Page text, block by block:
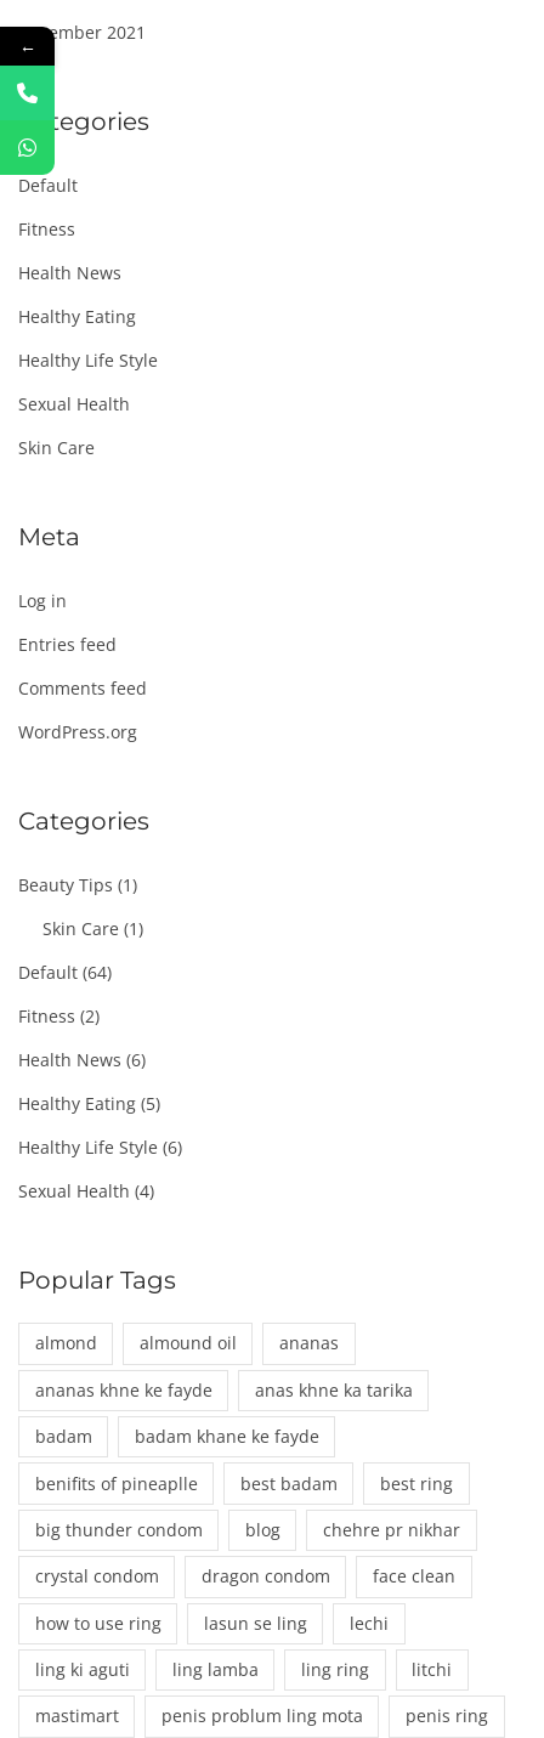
December 2021
Categories
Default
Fitness
Health News
Healthy Eating
Healthy Life Style
Sexual Health
Skin Care
Meta
Log in
Entries feed
Comments feed
WordPress.org
Categories
Beauty Tips (1)
Skin Care (1)
Default (64)
Fitness (2)
Health News (6)
Healthy Eating (5)
Healthy Life Style (6)
Sexual Health (4)
Popular Tags
almond almound oil ananas
ananas khne ke fayde anas khne ka tarika
badam badam khane ke fayde
benifits of pineaplle best badam best ring
big thunder condom blog chehre pr nikhar
crystal condom dragon condom face clean
how to use ring lasun se ling lechi
ling ki aguti ling lamba ling ring litchi
mastimart penis problum ling mota penis ring
←